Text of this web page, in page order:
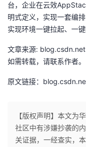
台，企业在云效
明式定义，实现一套编
实现环境一键拉起、一键
文章来源: blog.csdn.net
如需转载，请联系作者。
原文链接：
【版权声明】本文为
社区中有涉嫌抄袭的
关证据，一经查实，